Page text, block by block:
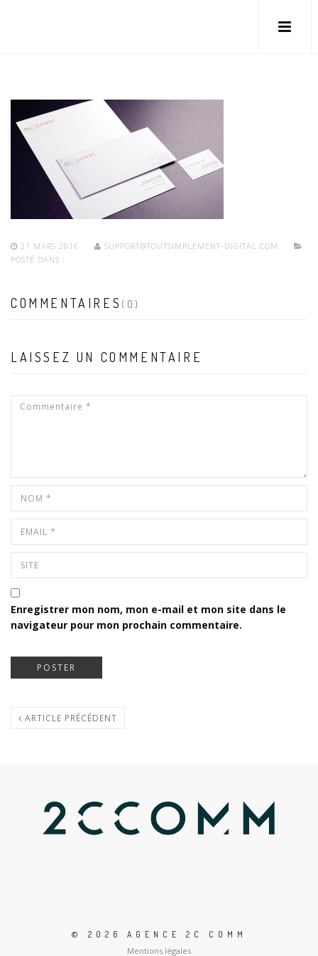
21 MARS 2016
SUPPORT@TOUTSIMPLEMENT-DIGITAL.COM
POSTÉ DANS :
COMMENTAIRES (0)
LAISSEZ UN COMMENTAIRE
Enregistrer mon nom, mon e-mail et mon site dans le
navigateur pour mon prochain commentaire.
ARTICLE PRÉCÉDENT
© 2026 AGENCE 2C COMM
Mentions légales